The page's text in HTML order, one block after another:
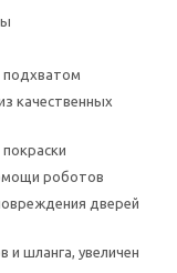
подхватом
качественных
роботов
дверей
и шланга, увеличен